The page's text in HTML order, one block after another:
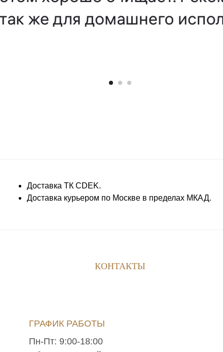
Доставка ТК CDEK.
Доставка курьером по Москве в пределах МКАД.
КОНТАКТЫ
ГРАФИК РАБОТЫ
Пн-Пт: 9:00-18:00